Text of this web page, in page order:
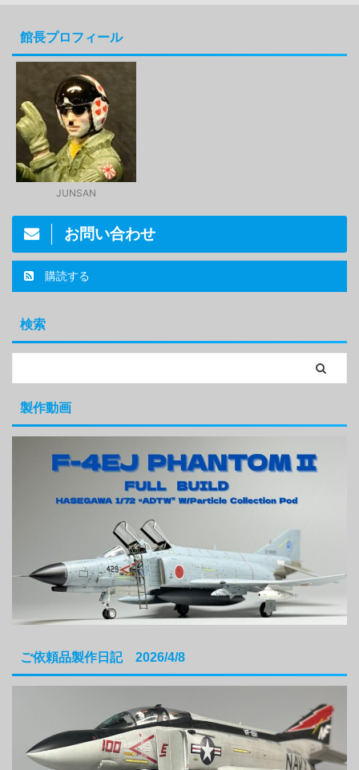
館長プロフィール
JUNSAN
お問い合わせ
購読する
検索
製作動画
ご依頼品製作日記 2026/4/8